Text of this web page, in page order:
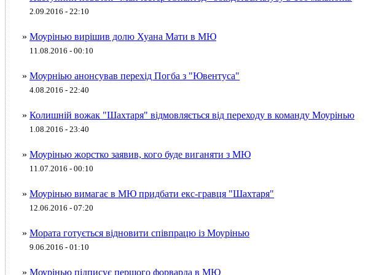
2.09.2016 - 22:10
» Моурінью вирішив долю Хуана Мати в МЮ
11.08.2016 - 00:10
» Моурніью анонсував перехід Погба з "Ювентуса"
4.08.2016 - 22:40
» Колишній вожак "Шахтаря" відмовляється від переходу в команду Моурінью
1.08.2016 - 23:40
» Моурінью жорстко заявив, кого буде виганяти з МЮ
11.07.2016 - 00:10
» Моурінью вимагає в МЮ придбати екс-гравця "Шахтаря"
12.06.2016 - 07:20
» Мората готується відновити співпрацю із Моурінью
9.06.2016 - 01:10
» Моурінью підписує першого форварда в МЮ